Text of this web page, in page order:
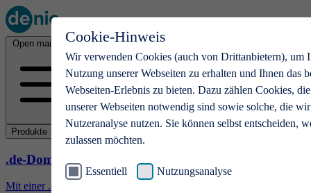
Cookie-Hinweis
Wir verwenden Cookies (auch von Drittanbietern), um
Nutzung unserer Webseiten zu erhalten und Ihnen das
Webseiten-Erlebnis zu bieten. Dazu zählen Cookies,
unserer Webseiten notwendig sind sowie solche, die
Nutzeranalyse nutzen. Sie können selbst entscheiden,
zulassen möchten.
Essentiell Nutzungsanalyse
Open main menu
Produkte
.de-Domains
Mit einer .de-Domain erhalten Ideen eine Bühne